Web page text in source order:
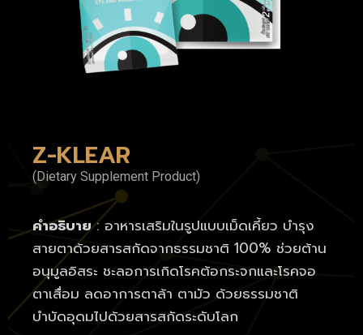
Z-KLEAR
(Dietary Supplement Product)
คำอธิบาย: อาหารเสริมในรูปแบบเม็ดเคี้ยว บำรุง
สายตาด้วยสารสกัดจากธรรมชาติ 100% ช่วยต้าน
อนุมูลอิสระ ชะลอการเกิดโรคต้อกระจกและโรคจอ
ตาเสื่อม ลดอาการตาล้า ตามัว ด้วยธรรมชาติ
บำบัดอุดมไปด้วยสารสกัดระดับโลก